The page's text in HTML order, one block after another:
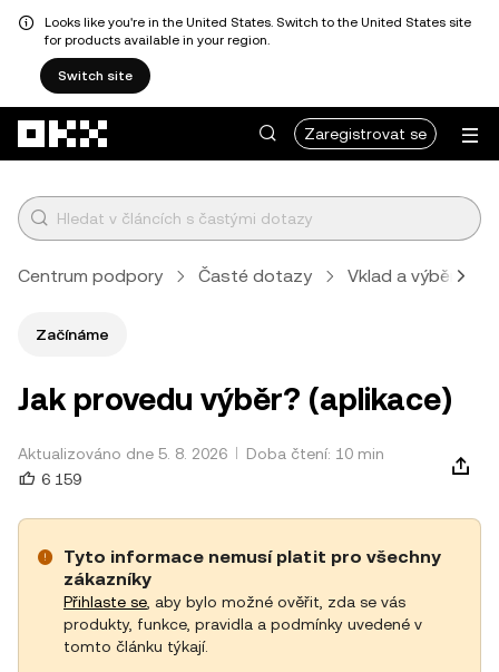
Looks like you're in the United States. Switch to the United States site
for products available in your region.
Switch site
Zaregistrovat se
Centrum podpory Časté dotazy Vklad a výběr
Začínáme
Jak provedu výběr? (aplikace)
Aktualizováno dne 5. 8. 2026
Doba čtení: 10 min
6 159
Tyto informace nemusí platit pro všechny
zákazníky
Přihlaste se , aby bylo možné ověřit, zda se vás
produkty, funkce, pravidla a podmínky uvedené v
tomto článku týkají.